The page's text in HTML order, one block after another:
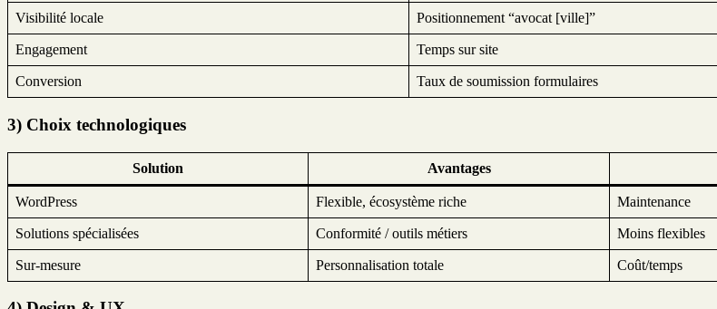
Visibilité locale Positionnement “avocat [ville]”
Engagement Temps sur site
Conversion Taux de soumission formulaires
3) Choix technologiques
Solution Avantages
WordPress Flexible, écosystème riche Maintenance
Solutions spécialisées Conformité / outils métiers Moins flexibles
Sur-mesure Personnalisation totale Coût/temps